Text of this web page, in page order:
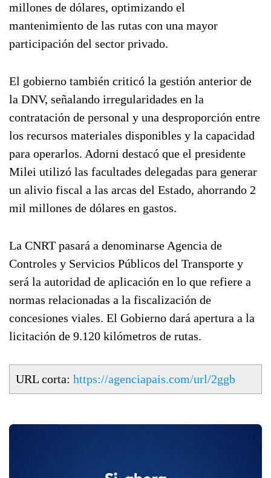
millones de dólares, optimizando el
mantenimiento de las rutas con una mayor
participación del sector privado.
El gobierno también criticó la gestión anterior de
la DNV, señalando irregularidades en la
contratación de personal y una desproporción entre
los recursos materiales disponibles y la capacidad
para operarlos. Adorni destacó que el presidente
Milei utilizó las facultades delegadas para generar
un alivio fiscal a las arcas del Estado, ahorrando 2
mil millones de dólares en gastos.
La CNRT pasará a denominarse Agencia de
Controles y Servicios Públicos del Transporte y
será la autoridad de aplicación en lo que refiere a
normas relacionadas a la fiscalización de
concesiones viales. El Gobierno dará apertura a la
licitación de 9.120 kilómetros de rutas.
URL corta: https://agenciapais.com/url/2ggb